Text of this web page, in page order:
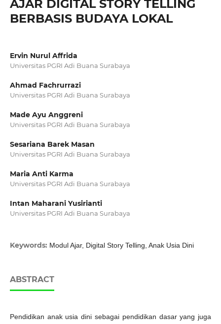
AJAR DIGITAL STORY TELLING
BERBASIS BUDAYA LOKAL
Ervin Nurul Affrida
Universitas PGRI Adi Buana Surabaya
Ahmad Fachrurrazi
Universitas PGRI Adi Buana Surabaya
Made Ayu Anggreni
Universitas PGRI Adi Buana Surabaya
Sesariana Barek Masan
Universitas PGRI Adi Buana Surabaya
Maria Anti Karma
Universitas PGRI Adi Buana Surabaya
Intan Maharani Yusirianti
Universitas PGRI Adi Buana Surabaya
Keywords: Modul Ajar, Digital Story Telling, Anak Usia Dini
ABSTRACT
Pendidikan anak usia dini sebagai pendidikan dasar yang juga